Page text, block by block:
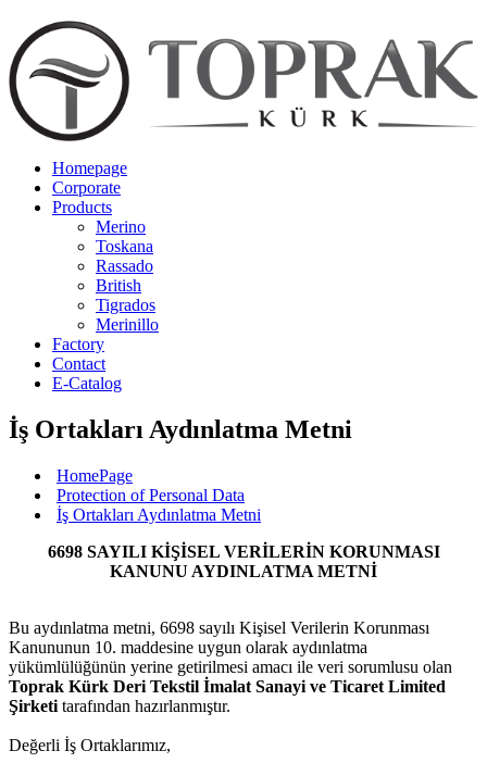
Homepage
Corporate
Products
Merino
Toskana
Rassado
British
Tigrados
Merinillo
Factory
Contact
E-Catalog
İş Ortakları Aydınlatma Metni
HomePage
Protection of Personal Data
İş Ortakları Aydınlatma Metni
6698 SAYILI KİŞİSEL VERİLERİN KORUNMASI
KANUNU AYDINLATMA METNİ
Bu aydınlatma metni, 6698 sayılı Kişisel Verilerin Korunması
Kanununun 10. maddesine uygun olarak aydınlatma
yükümlülüğünün yerine getirilmesi amacı ile veri sorumlusu olan
Toprak Kürk Deri Tekstil İmalat Sanayi ve Ticaret Limited
Şirketi tarafından hazırlanmıştır.
Değerli İş Ortaklarımız,